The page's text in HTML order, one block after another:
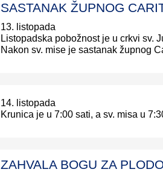
SASTANAK ŽUPNOG
13. listopada
Listopadska pobožnost je u crkvi sv.
Nakon sv. mise je sastanak župnog
14. listopada
Krunica je u 7:00 sati, a sv. misa u
ZAHVALA BOGU ZA